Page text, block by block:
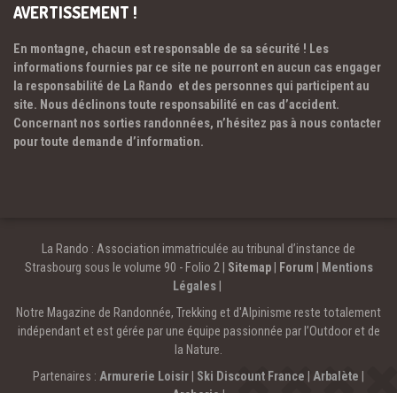
AVERTISSEMENT !
En montagne, chacun est responsable de sa sécurité ! Les
informations fournies par ce site ne pourront en aucun cas engager
la responsabilité de La Rando et des personnes qui participent au
site. Nous déclinons toute responsabilité en cas d’accident.
Concernant nos sorties randonnées, n’hésitez pas à nous contacter
pour toute demande d’information.
La Rando : Association immatriculée au tribunal d’instance de
Strasbourg sous le volume 90 - Folio 2 | Sitemap| Forum
Mentions
Légales
Notre Magazine de Randonnée, Trekking et d'Alpinisme reste totalement
indépendant et est gérée par une équipe passionnée par l’Outdoor et de
la Nature.
Partenaires : Armurerie Loisir Ski Discount France Arbalète